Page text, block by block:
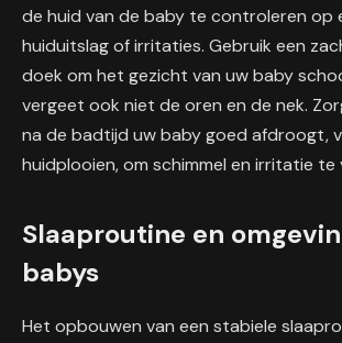
de huid van de baby te controleren op
huiduitslag of irritaties. Gebruik een
doek om het gezicht van uw baby
vergeet ook niet de oren en de nek.
na de badtijd uw baby goed afdroogt,
huidplooien, om schimmel en irritatie te
Slaaproutine en
babys
Het opbouwen van een stabiele